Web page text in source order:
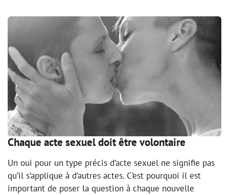
Chaque acte sexuel doit être volontaire
Un oui pour un type précis d’acte sexuel ne signifie pas
qu’il s’applique à d’autres actes. C’est pourquoi il est
important de poser la question à chaque nouvelle